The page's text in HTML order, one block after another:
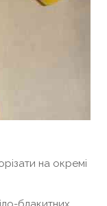
на окремі